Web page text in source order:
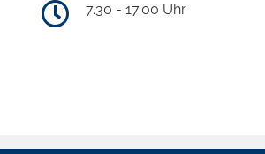
7.30 - 17.00 Uhr